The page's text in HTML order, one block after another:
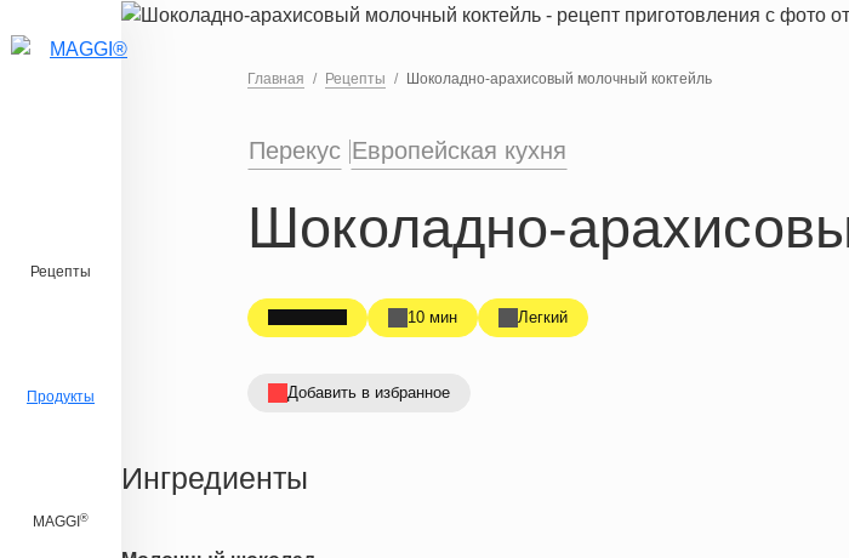
Перейти к основному содержанию
Рецепты
Продукты
MAGGI ®
Главная Рецепты Шоколадно-арахисовый молочный коктейль
Перекус Европейская кухня
Шоколадно-
10 мин Легкий
Добавить в избранное
Ингредиенты